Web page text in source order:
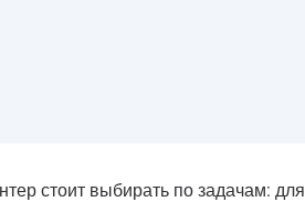
стоит выбирать по задачам: для